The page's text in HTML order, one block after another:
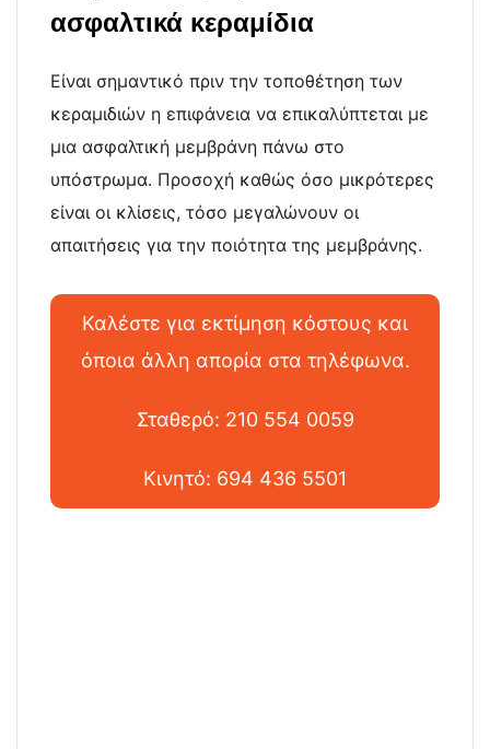
ασφαλτικά κεραμίδια
Είναι σημαντικό πριν την τοποθέτηση των
κεραμιδιών η επιφάνεια να επικαλύπτεται με
μια ασφαλτική μεμβράνη πάνω στο
υπόστρωμα. Προσοχή καθώς όσο μικρότερες
είναι οι κλίσεις, τόσο μεγαλώνουν οι
απαιτήσεις για την ποιότητα της μεμβράνης.
Καλέστε για εκτίμηση κόστους και
όποια άλλη απορία στα τηλέφωνα.
Σταθερό: 210 554 0059
Κινητό: 694 436 5501